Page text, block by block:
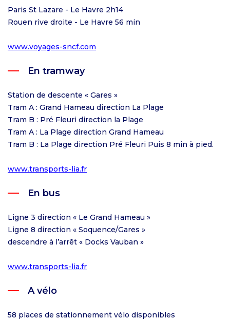
Paris St Lazare - Le Havre 2h14
Rouen rive droite - Le Havre 56 min
www.voyages-sncf.com
En tramway
Station de descente « Gares »
Tram A : Grand Hameau direction La Plage
Tram B : Pré Fleuri direction la Plage
Tram A : La Plage direction Grand Hameau
Tram B : La Plage direction Pré Fleuri Puis 8 min à pied.
www.transports-lia.fr
En bus
Ligne 3 direction « Le Grand Hameau »
Ligne 8 direction « Soquence/Gares »
descendre à l’arrêt « Docks Vauban »
www.transports-lia.fr
A vélo
58 places de stationnement vélo disponibles